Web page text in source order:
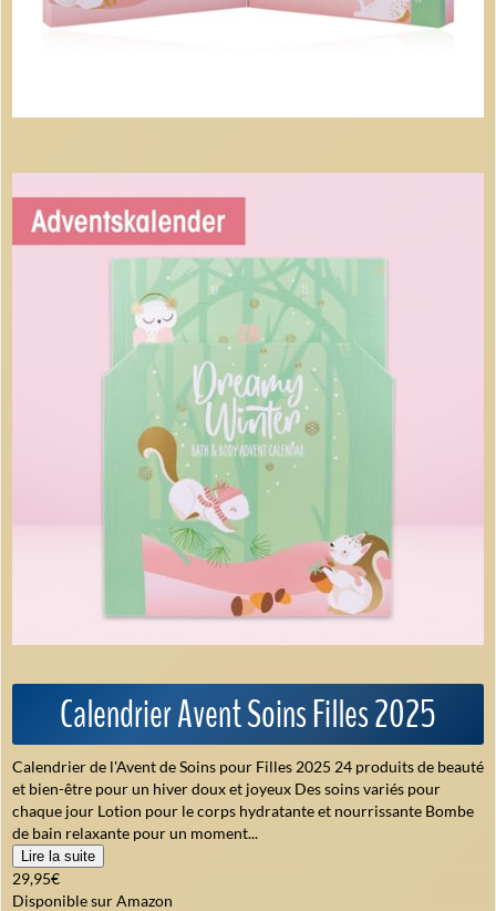
Calendrier Avent Soins Filles 2025
Calendrier de l'Avent de Soins pour Filles 2025 24 produits de beauté
et bien-être pour un hiver doux et joyeux Des soins variés pour
chaque jour Lotion pour le corps hydratante et nourrissante Bombe
de bain relaxante pour un moment...
Lire la suite
29,95€
Disponible sur Amazon